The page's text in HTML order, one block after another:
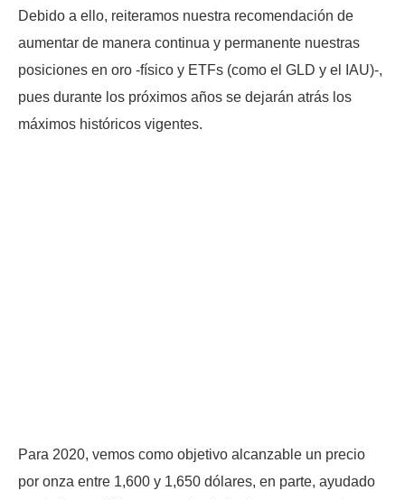
Debido a ello, reiteramos nuestra recomendación de
aumentar de manera continua y permanente nuestras
posiciones en oro -físico y ETFs (como el GLD y el IAU)-,
pues durante los próximos años se dejarán atrás los
máximos históricos vigentes.
Para 2020, vemos como objetivo alcanzable un precio
por onza entre 1,600 y 1,650 dólares, en parte, ayudado